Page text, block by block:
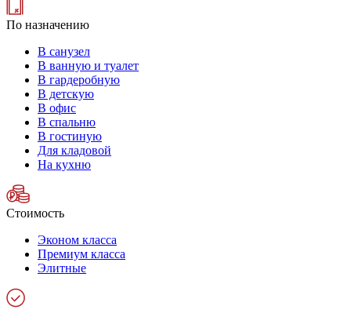
По назначению
В санузел
В ванную и туалет
В гардеробную
В детскую
В офис
В спальню
В гостиную
Для кладовой
На кухню
Стоимость
Эконом класса
Премиум класса
Элитные